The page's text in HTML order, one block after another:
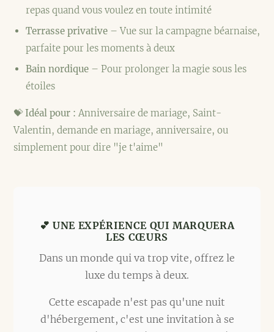
repas quand vous voulez en toute intimité
Terrasse privative– Vue sur la campagne béarnaise,
parfaite pour les moments à deux
Bain nordique– Pour prolonger la magie sous les
étoiles
💝 Idéal pour : Anniversaire de mariage, Saint-
Valentin, demande en mariage, anniversaire, ou
simplement pour dire "je t'aime"
💕 UNE EXPÉRIENCE QUI MARQUERA
LES CŒURS
Dans un monde qui va trop vite, offrez le
luxe du temps à deux.
Cette escapade n'est pas qu'une nuit
d'hébergement, c'est une invitation à se